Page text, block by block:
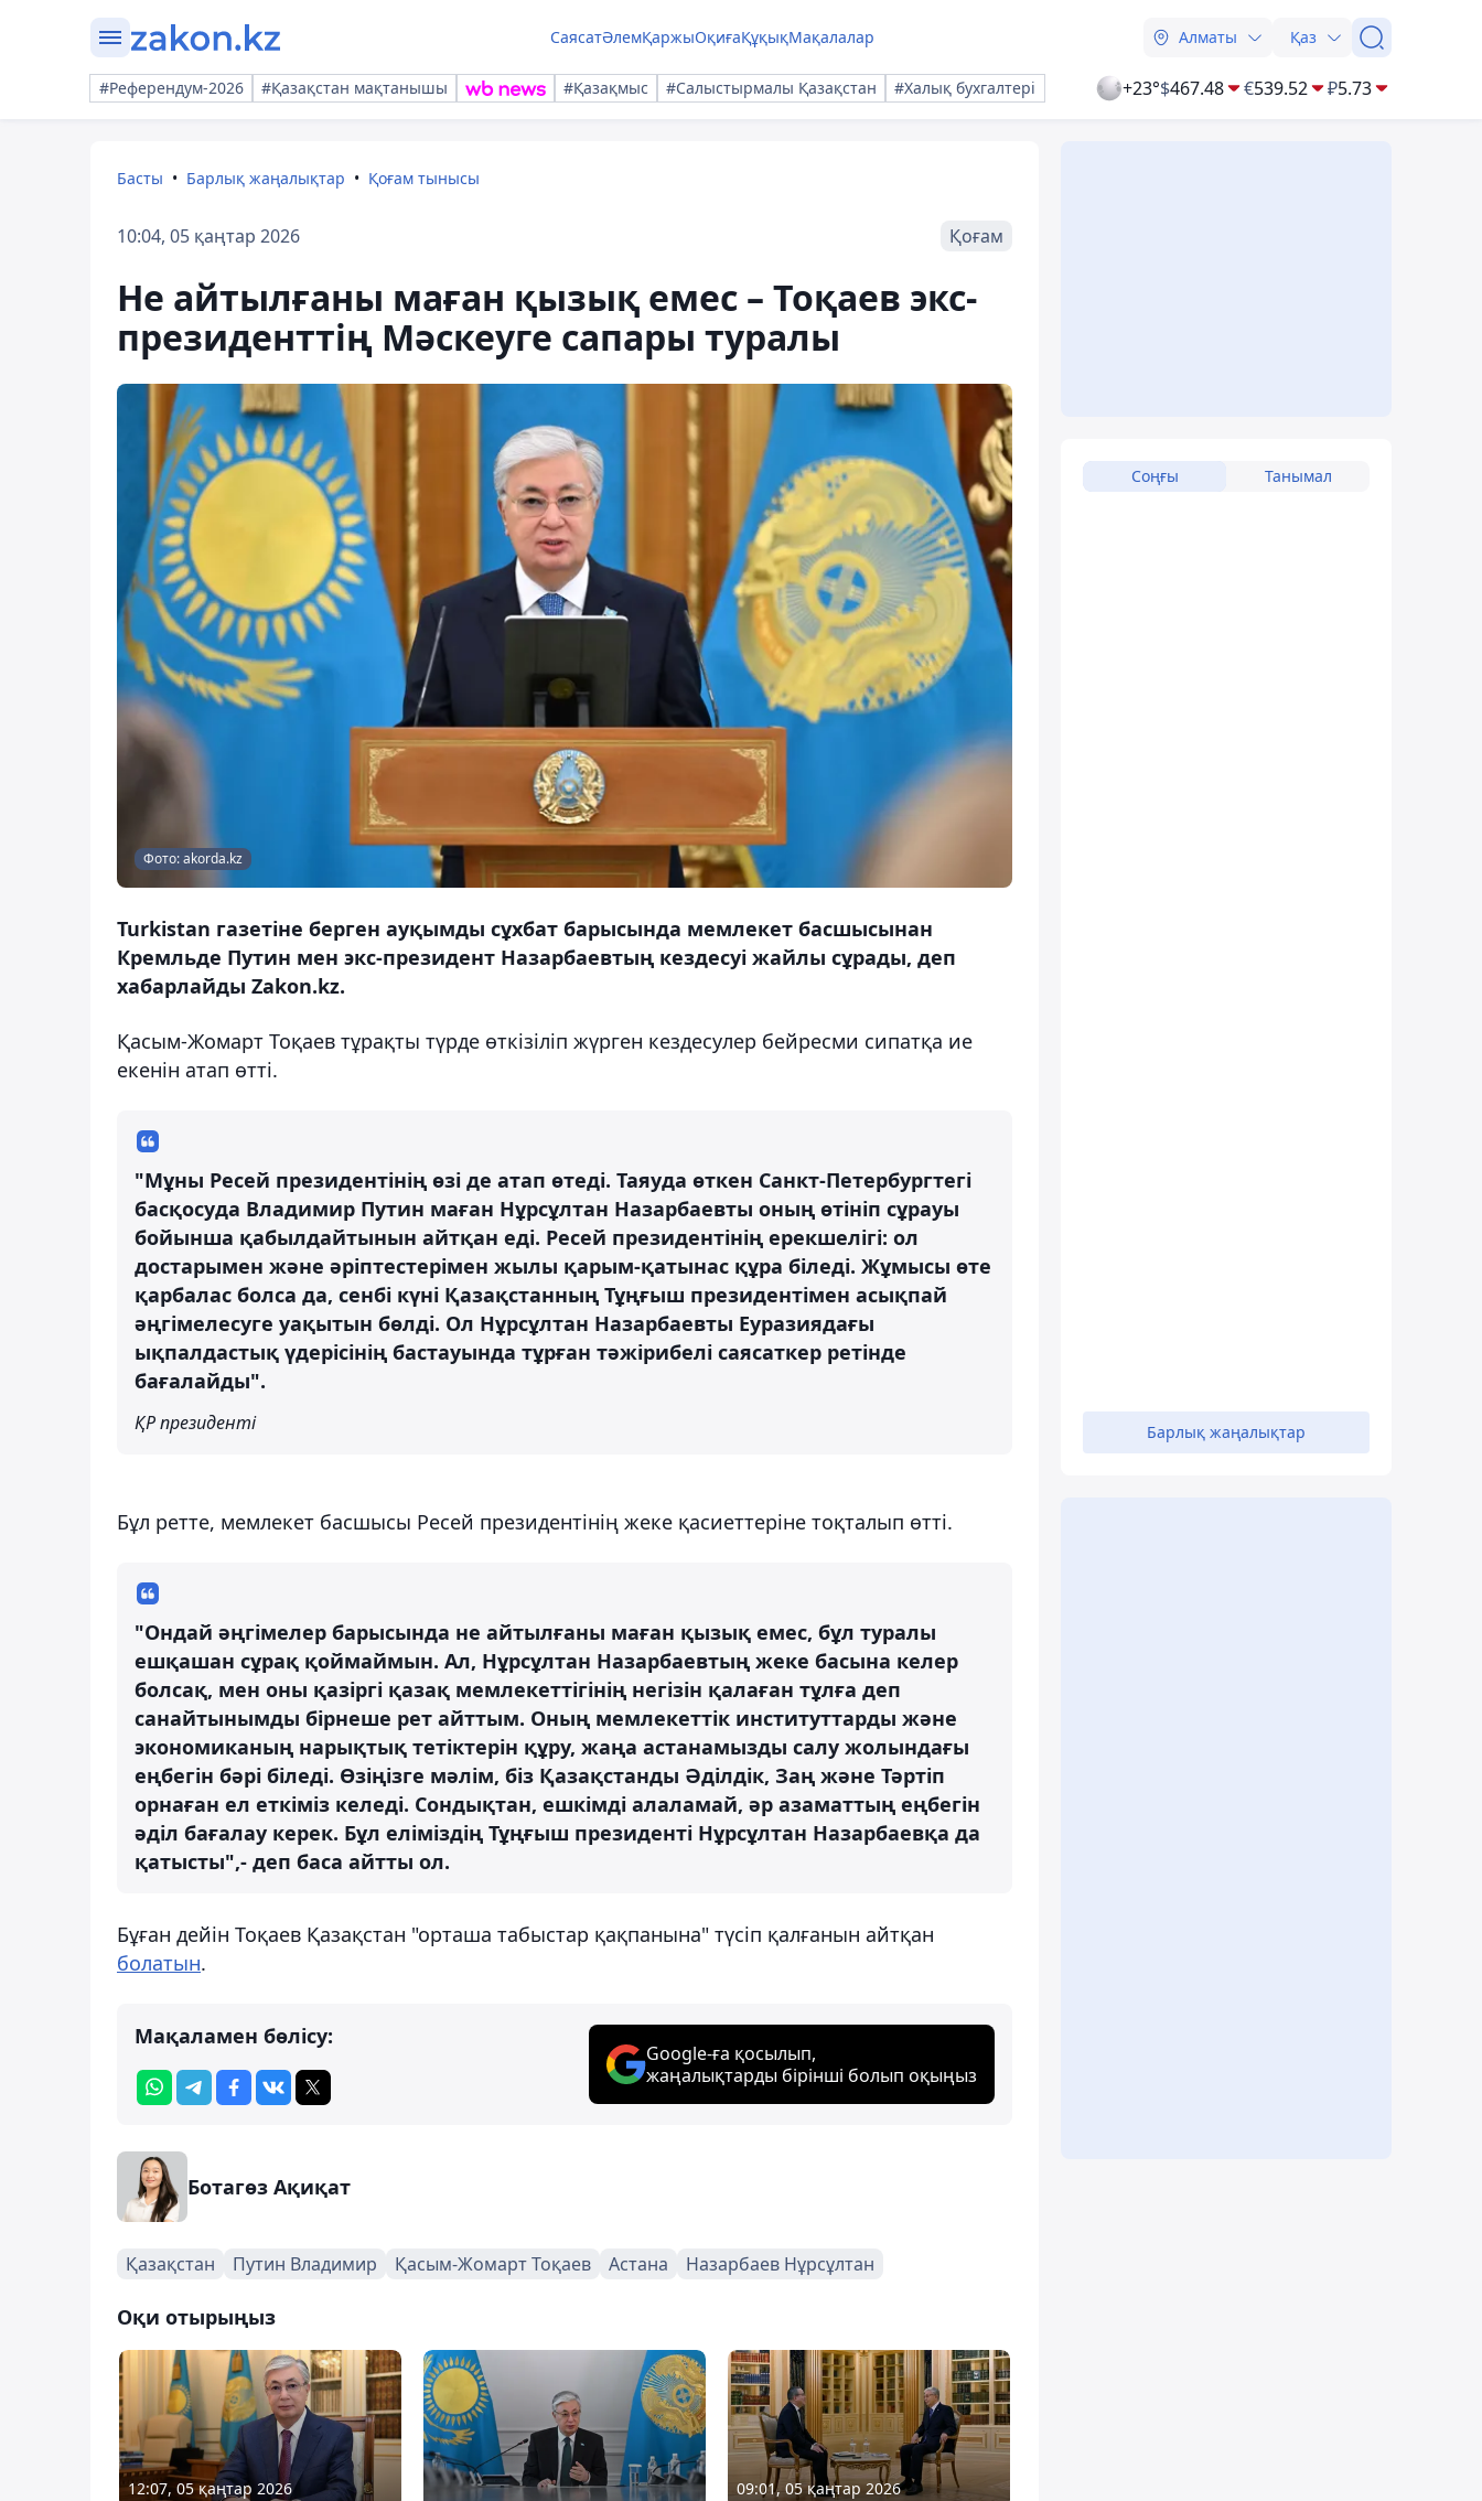
СаясатӘлемҚаржыОқиғаҚұқықМақалалар Алматы Қаз
#Референдум-2026 #Қазақстан мақтанышы #Қазақмыс #Салыстырмалы Қазақстан #Халық бухгалтері +23°$467.48 €539.52 ₽5.73
Басты Барлық жаңалықтар Қоғам тынысы
10:04, 05 қаңтар 2026 Қоғам
Не айтылғаны маған қызық емес – Тоқаев экс-
президенттің Мәскеуге сапары туралы
Фото: akorda.kz
Turkistan газетіне берген ауқымды сұхбат барысында мемлекет басшысынан
Кремльде Путин мен экс-президент Назарбаевтың кездесуі жайлы сұрады, деп
хабарлайды Zakon.kz.
Қасым-Жомарт Тоқаев тұрақты түрде өткізіліп жүрген кездесулер бейресми сипатқа ие
екенін атап өтті.
"Мұны Ресей президентінің өзі де атап өтеді. Таяуда өткен Санкт-Петербургтегі
басқосуда Владимир Путин маған Нұрсұлтан Назарбаевты оның өтініп сұрауы
бойынша қабылдайтынын айтқан еді. Ресей президентінің ерекшелігі: ол
достарымен және әріптестерімен жылы қарым-қатынас құра біледі. Жұмысы өте
қарбалас болса да, сенбі күні Қазақстанның Тұңғыш президентімен асықпай
әңгімелесуге уақытын бөлді. Ол Нұрсұлтан Назарбаевты Еуразиядағы
ықпалдастық үдерісінің бастауында тұрған тәжірибелі саясаткер ретінде
бағалайды".
ҚР президенті
Бұл ретте, мемлекет басшысы Ресей президентінің жеке қасиеттеріне тоқталып өтті.
"Ондай әңгімелер барысында не айтылғаны маған қызық емес, бұл туралы
ешқашан сұрақ қоймаймын. Ал, Нұрсұлтан Назарбаевтың жеке басына келер
болсақ, мен оны қазіргі қазақ мемлекеттігінің негізін қалаған тұлға деп
санайтынымды бірнеше рет айттым. Оның мемлекеттік институттарды және
экономиканың нарықтық тетіктерін құру, жаңа астанамызды салу жолындағы
еңбегін бәрі біледі. Өзіңізге мәлім, біз Қазақстанды Әділдік, Заң және Тәртіп
орнаған ел еткіміз келеді. Сондықтан, ешкімді алаламай, әр азаматтың еңбегін
әділ бағалау керек. Бұл еліміздің Тұңғыш президенті Нұрсұлтан Назарбаевқа да
қатысты",- деп баса айтты ол.
Бұған дейін Тоқаев Қазақстан "орташа табыстар қақпанына" түсіп қалғанын айтқан
болатын.
Мақаламен бөлісу:
Google-ға қосылып,
жаңалықтарды бірінші болып оқыңыз
Ботагөз Ақиқат
Қазақстан Путин Владимир Қасым-Жомарт Тоқаев Астана Назарбаев Нұрсұлтан
Оқи отырыңыз
12:07, 05 қаңтар 2026 09:01, 05 қаңтар 2026
Соңғы Танымал
Барлық жаңалықтар